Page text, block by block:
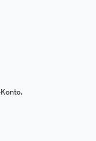
Konto.